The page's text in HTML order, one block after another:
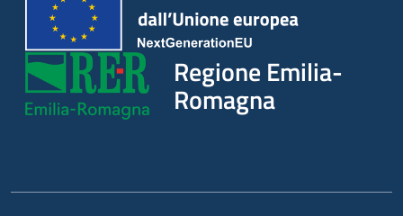
Novità
Servizi
Leggi Atti Bandi
Argomenti
Regione Emilia-
Romagna